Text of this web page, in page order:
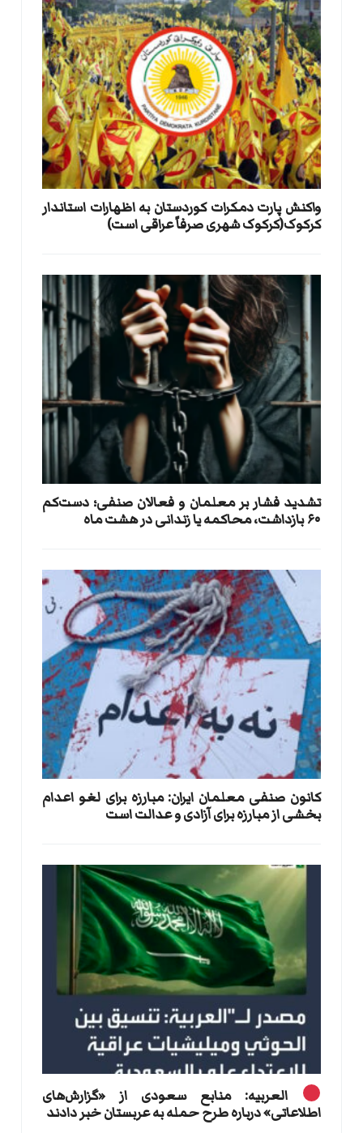
واکنش پارت دمکرات کوردستان به اظهارات استاندار
کرکوک(کرکوک شهری صرفاً عراقی است)
تشدید فشار بر معلمان و فعالان صنفی؛ دست‌کم
۶۰ بازداشت، محاکمه یا زندانی در هشت ماه
کانون صنفی معلمان ایران: مبارزه برای لغو اعدام
بخشی از مبارزه برای آزادی و عدالت است
العربیه: منابع سعودی از «گزارش‌های
اطلاعاتی» درباره طرح حمله به عربستان خبر دادند